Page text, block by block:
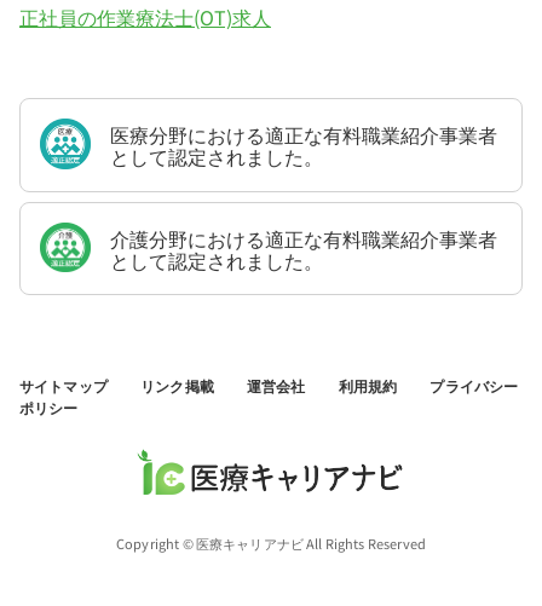
正社員の作業療法士(OT)求人
医療分野における適正な有料職業紹介事業者
として認定されました。
介護分野における適正な有料職業紹介事業者
として認定されました。
サイトマップ リンク掲載 運営会社 利用規約
プライバシー
ポリシー
Copyright © 医療キャリアナビ All Rights Reserved